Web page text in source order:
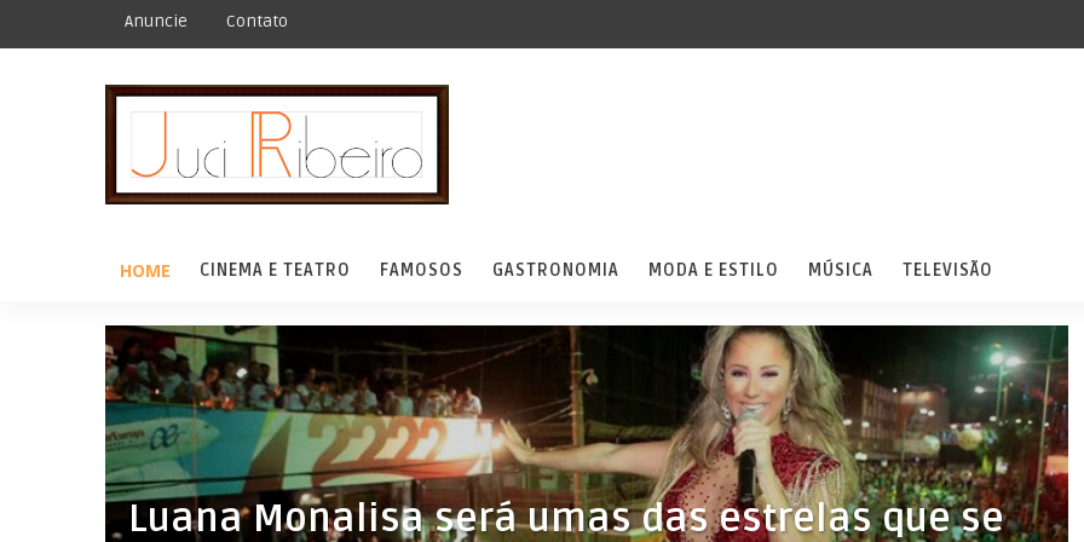
Anuncie Contato
HOME CINEMA E TEATRO FAMOSOS GASTRONOMIA MODA E ESTILO MÚSICA TELEVISÃO
Luana Monalisa será umas das estrelas que se